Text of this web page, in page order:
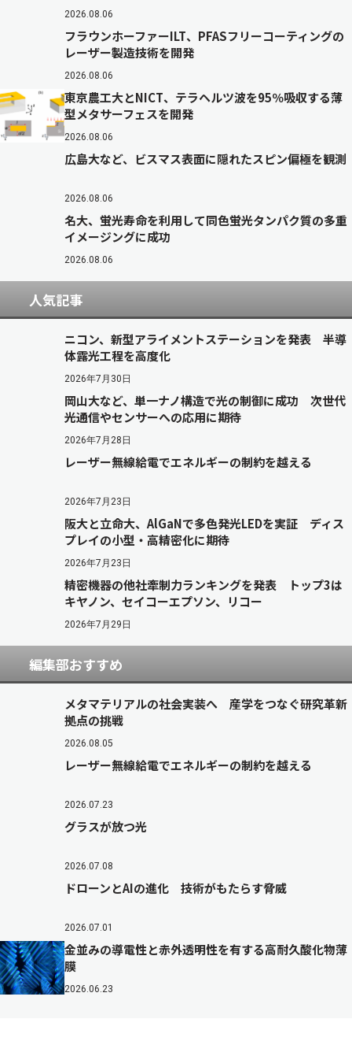
2026.08.06
フラウンホーファーILT、PFASフリーコーティングの
レーザー製造技術を開発
2026.08.06
東京農工大とNICT、テラヘルツ波を95％吸収する薄
型メタサーフェスを開発
2026.08.06
広島大など、ビスマス表面に隠れたスピン偏極を観測
2026.08.06
名大、蛍光寿命を利用して同色蛍光タンパク質の多重
イメージングに成功
2026.08.06
人気記事
ニコン、新型アライメントステーションを発表 半導
体露光工程を高度化
2026年7月30日
岡山大など、単一ナノ構造で光の制御に成功 次世代
光通信やセンサーへの応用に期待
2026年7月28日
レーザー無線給電でエネルギーの制約を越える
2026年7月23日
阪大と立命大、AlGaNで多色発光LEDを実証 ディス
プレイの小型・高精密化に期待
2026年7月23日
精密機器の他社牽制力ランキングを発表 トップ3は
キヤノン、セイコーエプソン、リコー
2026年7月29日
編集部おすすめ
メタマテリアルの社会実装へ 産学をつなぐ研究革新
拠点の挑戦
2026.08.05
レーザー無線給電でエネルギーの制約を越える
2026.07.23
グラスが放つ光
2026.07.08
ドローンとAIの進化 技術がもたらす脅威
2026.07.01
金並みの導電性と赤外透明性を有する高耐久酸化物薄
膜
2026.06.23